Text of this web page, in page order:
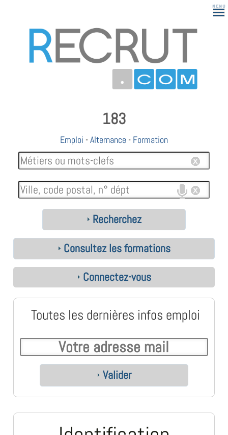
183
Emploi -Alternance - Formation
Recherchez
Consultez les formations
Connectez-vous
Toutes les dernières infos emploi
Valider